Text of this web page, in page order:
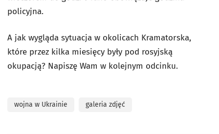
policyjna.
A jak wygląda sytuacja w okolicach Kramatorska,
które przez kilka miesięcy były pod rosyjską
okupacją? Napiszę Wam w kolejnym odcinku.
wojna w Ukrainie galeria zdjęć